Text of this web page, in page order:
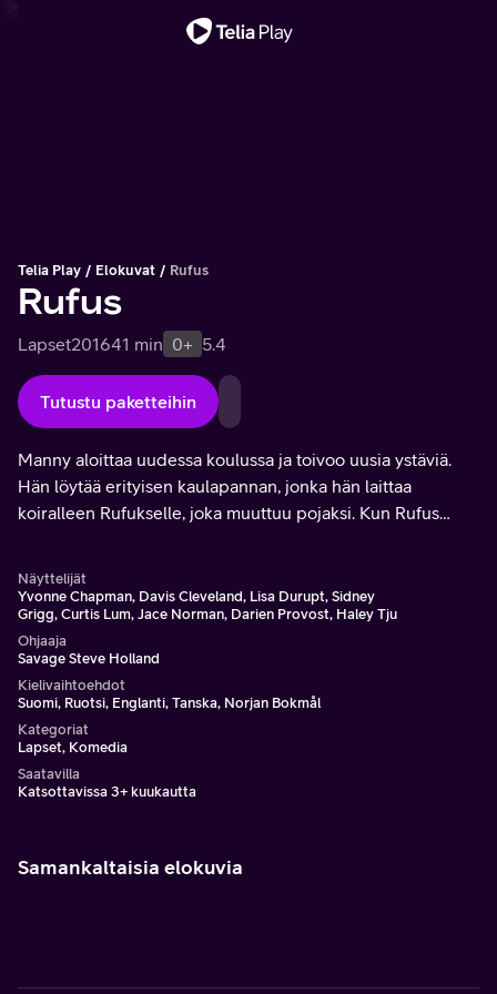
Telia Play Elokuvat Rufus
Rufus
Lapset201641 min 0+ 5.4
Tutustu paketteihin
Manny aloittaa uudessa koulussa ja toivoo uusia ystäviä.
Hän löytää erityisen kaulapannan, jonka hän laittaa
koiralleen Rufukselle, joka muuttuu pojaksi. Kun Rufus
Näyttelijät
Yvonne Chapman, Davis Cleveland, Lisa Durupt, Sidney
Grigg, Curtis Lum, Jace Norman, Darien Provost, Haley Tju
Ohjaaja
Savage Steve Holland
Kielivaihtoehdot
Suomi, Ruotsi, Englanti, Tanska, Norjan Bokmål
Kategoriat
Lapset, Komedia
Saatavilla
Katsottavissa 3+ kuukautta
Samankaltaisia elokuvia